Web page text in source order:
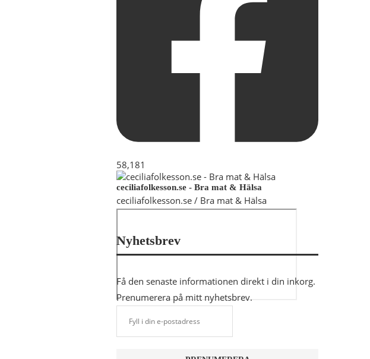
58,181
ceciliafolkesson.se - Bra mat & Hälsa
ceciliafolkesson.se / Bra mat & Hälsa
Nyhetsbrev
Få den senaste informationen direkt i din inkorg.
Prenumerera på mitt nyhetsbrev.